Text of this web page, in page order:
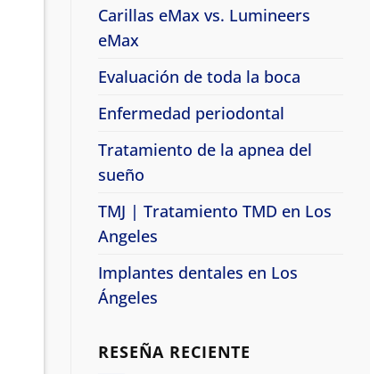
Carillas eMax vs. Lumineers
eMax
Evaluación de toda la boca
Enfermedad periodontal
Tratamiento de la apnea del
sueño
TMJ | Tratamiento TMD en Los
Angeles
Implantes dentales en Los
Ángeles
RESEÑA RECIENTE